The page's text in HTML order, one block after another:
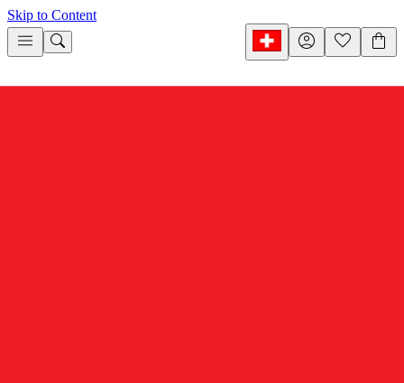
Skip to Content